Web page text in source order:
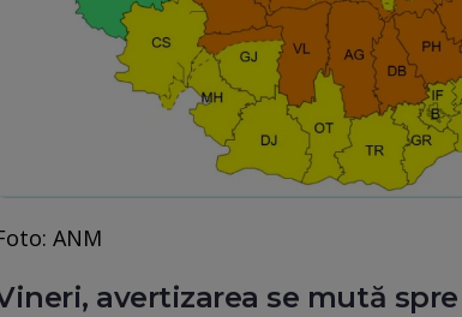
ANM
avertizarea se mută